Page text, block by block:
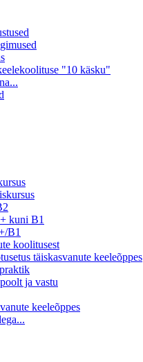
"10 käsku"
kuni B1
B1
koolitusest
täiskasvanute keeleõppes
ja vastu
keeleõppes